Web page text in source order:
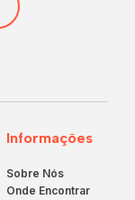
Informações
Sobre Nós
Onde Encontrar